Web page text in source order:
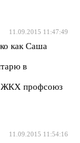
11.09.2015 11:47:49
как Саша
в
ЖКХ профсоюз
11.09.2015 11:54:16